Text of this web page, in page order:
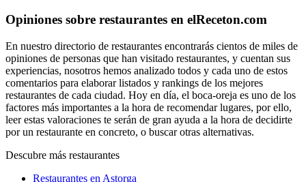
Opiniones sobre restaurantes en elReceton.com
En nuestro directorio de restaurantes encontrarás cientos de miles de
opiniones de personas que han visitado restaurantes, y cuentan sus
experiencias, nosotros hemos analizado todos y cada uno de estos
comentarios para elaborar listados y rankings de los mejores
restaurantes de cada ciudad. Hoy en día, el boca-oreja es uno de los
factores más importantes a la hora de recomendar lugares, por ello,
leer estas valoraciones te serán de gran ayuda a la hora de decidirte
por un restaurante en concreto, o buscar otras alternativas.
Descubre más restaurantes
Restaurantes en Astorga